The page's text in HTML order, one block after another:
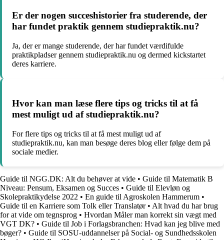
Er der nogen succeshistorier fra studerende, der
har fundet praktik gennem studiepraktik.nu?
Ja, der er mange studerende, der har fundet værdifulde
praktikpladser gennem studiepraktik.nu og dermed kickstartet
deres karriere.
Hvor kan man læse flere tips og tricks til at få
mest muligt ud af studiepraktik.nu?
For flere tips og tricks til at få mest muligt ud af
studiepraktik.nu, kan man besøge deres blog eller følge dem på
sociale medier.
Guide til NGG.DK: Alt du behøver at vide • Guide til Matematik B
Niveau: Pensum, Eksamen og Succes • Guide til Elevløn og
Skolepraktikydelse 2022 • En guide til Agroskolen Hammerum •
Guide til en Karriere som Tolk eller Translatør• Alt hvad du har brug
for at vide om tegnsprog • Hvordan Måler man korrekt sin vægt med
VGT DK? • Guide til Job i Forlagsbranchen: Hvad kan jeg blive med
bøger? • Guide til SOSU-uddannelser på Social- og Sundhedsskolen